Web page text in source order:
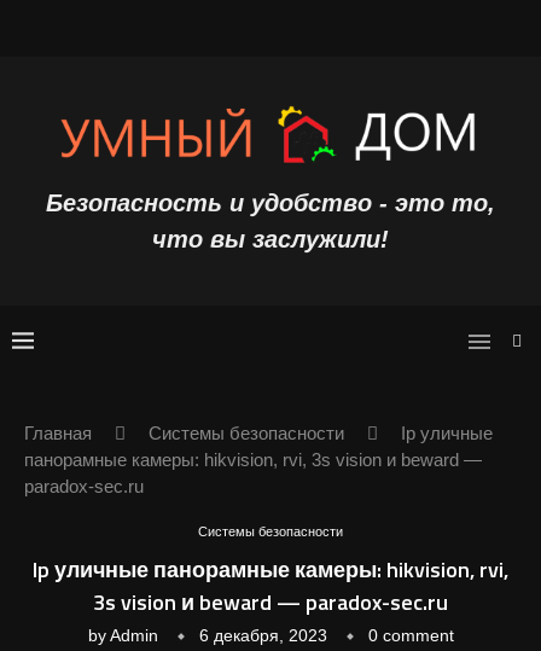
Безопасность и удобство - это то,
что вы заслужили!
Главная Системы безопасности
Ip уличные
панорамные камеры: hikvision, rvi, 3s vision и beward —
paradox-sec.ru
Системы безопасности
Ip уличные панорамные камеры: hikvision, rvi,
3s vision и beward — paradox-sec.ru
byAdmin 6 декабря, 2023 0 comment